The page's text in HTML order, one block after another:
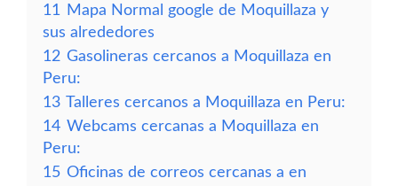
11
Mapa Normal google de Moquillaza y
sus alrededores
12 Gasolineras cercanos a Moquillaza en
Peru:
13 Talleres cercanos a Moquillaza en Peru:
14 Webcams cercanas a Moquillaza en
Peru:
15 Oficinas de correos cercanas a en